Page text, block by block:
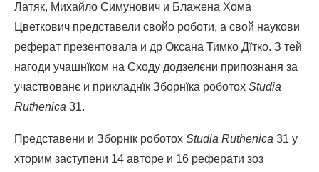
Латяк, Михайло Симунович и Блажена Хома
Цветкович представели свойо роботи, а свой наукови
реферат презентовала и др Оксана Тимко Дїтко. З тей
нагоди учашнїком на Сходу додзелєни припознаня за
участвованє и прикладнїк Зборнїка роботох Studia
Ruthenica 31.
Представени и Зборнїк роботох Studia Ruthenica 31 у
хторим заступени 14 авторе и 16 реферати зоз